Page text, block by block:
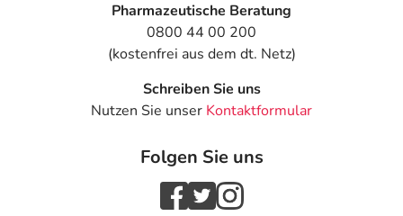
Pharmazeutische Beratung
0800 44 00 200
(kostenfrei aus dem dt. Netz)
Schreiben Sie uns
Nutzen Sie unser Kontaktformular
Folgen Sie uns